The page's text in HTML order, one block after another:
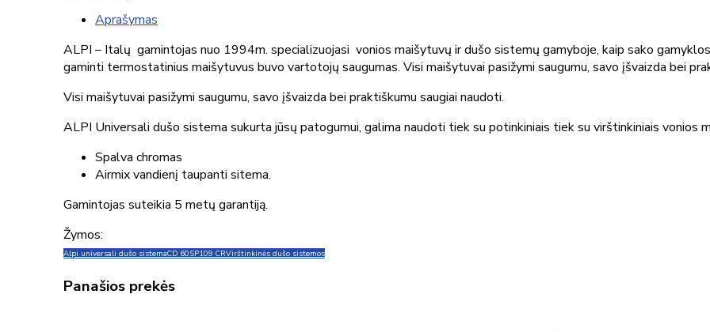
Aprašymas
ALPI – Italų gamintojas nuo 1994m. specializuojasi vonios maišytuvų ir dušo sistemų gamyboje, kaip sako
gaminti termostatinius maišytuvus buvo vartotojų saugumas. Visi maišytuvai pasižymi saugumu, savo įšvaizda bei
Visi maišytuvai pasižymi saugumu, savo įšvaizda bei praktiškumu saugiai naudoti.
ALPI Universali dušo sistema sukurta jūsų patogumui, galima naudoti tiek su potinkiniais tiek su virštinkiniais vonios
Spalva chromas
Airmix vandienį taupanti sitema.
Gamintojas suteikia 5 metų garantiją.
Žymos:
Alpi universali dušo sistemaCD 60SP109 CRVirštinkinės dušo sistemos
Panašios prekės